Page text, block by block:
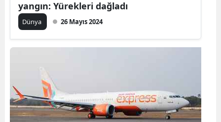
yangın: Yürekleri dağladı
Dünya 26 Mayıs 2024